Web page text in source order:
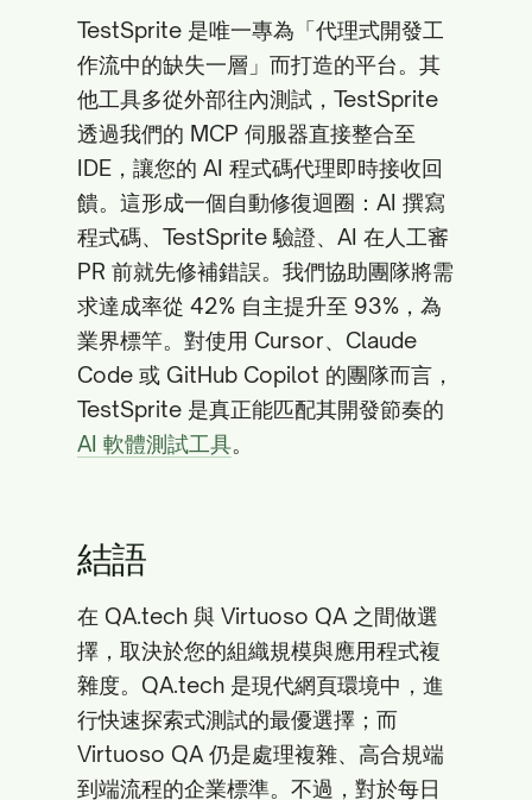
TestSprite 是唯一專為「代理式開發工
作流中的缺失一層」而打造的平台。其
他工具多從外部往內測試，TestSprite
透過我們的 MCP 伺服器直接整合至
IDE，讓您的 AI 程式碼代理即時接收回
饋。這形成一個自動修復迴圈：AI 撰寫
程式碼、TestSprite 驗證、AI 在人工審
PR 前就先修補錯誤。我們協助團隊將需
求達成率從 42% 自主提升至 93%，為
業界標竿。對使用 Cursor、Claude
Code 或 GitHub Copilot 的團隊而言，
TestSprite 是真正能匹配其開發節奏的
AI 軟體測試工具。
結語
在 QA.tech 與 Virtuoso QA 之間做選
擇，取決於您的組織規模與應用程式複
雜度。QA.tech 是現代網頁環境中，進
行快速探索式測試的最優選擇；而
Virtuoso QA 仍是處理複雜、高合規端
到端流程的企業標準。不過，對於每日